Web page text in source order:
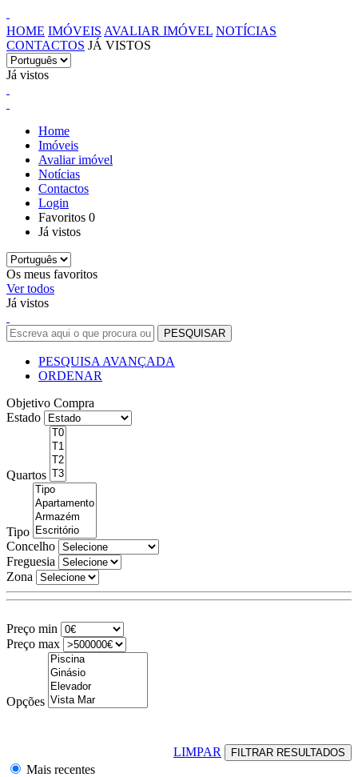
HOME IMÓVEIS AVALIAR IMÓVEL NOTÍCIAS
CONTACTOS JÁ VISTOS
Já vistos
Home
Imóveis
Avaliar imóvel
Notícias
Contactos
Login
Favoritos 0
Já vistos
Os meus favoritos
Ver todos
Já vistos
PESQUISA AVANÇADA
ORDENAR
Objetivo Compra
Estado
Quartos
Tipo
Concelho
Freguesia
Zona
Preço min
Preço max
Opções
LIMPAR
Mais recentes